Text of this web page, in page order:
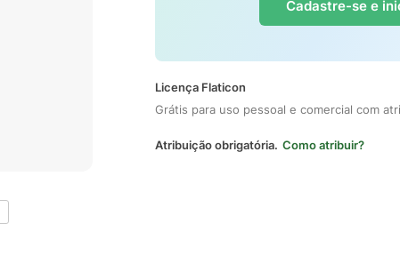
Cadastre-se e
Licença Flaticon
Grátis para uso pessoal e comercial com
Atribuição obrigatória. Como atribuir?